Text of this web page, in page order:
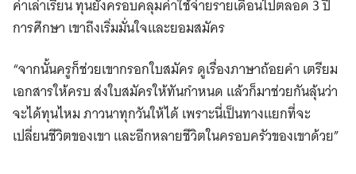
ค่าเล่าเรียน ทุนยังครอบคลุมค่าใช้จ่ายรายเดือนไปตลอด 3 ปี
การศึกษา เขาถึงเริ่มมั่นใจและยอมสมัคร
“จากนั้นครูก็ช่วยเขากรอกใบสมัคร ดูเรื่องภาษาถ้อยคำ เตรียม
เอกสารให้ครบ ส่งใบสมัครให้ทันกำหนด แล้วก็มาช่วยกันลุ้นว่า
จะได้ทุนไหม ภาวนาทุกวันให้ได้ เพราะนี่เป็นทางแยกที่จะ
เปลี่ยนชีวิตของเขา และอีกหลายชีวิตในครอบครัวของเขาด้วย”